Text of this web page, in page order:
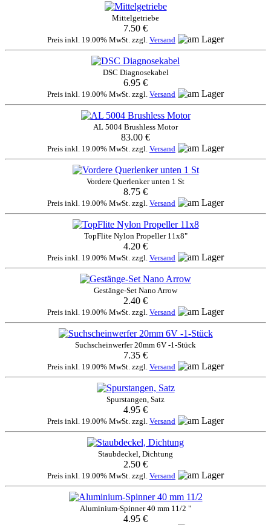
Mittelgetriebe
7.50 €
Preis inkl. 19.00% MwSt. zzgl. Versand
DSC Diagnosekabel
6.95 €
Preis inkl. 19.00% MwSt. zzgl. Versand
AL 5004 Brushless Motor
83.00 €
Preis inkl. 19.00% MwSt. zzgl. Versand
Vordere Querlenker unten 1 St
8.75 €
Preis inkl. 19.00% MwSt. zzgl. Versand
TopFlite Nylon Propeller 11x8"
4.20 €
Preis inkl. 19.00% MwSt. zzgl. Versand
Gestänge-Set Nano Arrow
2.40 €
Preis inkl. 19.00% MwSt. zzgl. Versand
Suchscheinwerfer 20mm 6V -1-Stück
7.35 €
Preis inkl. 19.00% MwSt. zzgl. Versand
Spurstangen, Satz
4.95 €
Preis inkl. 19.00% MwSt. zzgl. Versand
Staubdeckel, Dichtung
2.50 €
Preis inkl. 19.00% MwSt. zzgl. Versand
Aluminium-Spinner 40 mm 11/2 "
4.95 €